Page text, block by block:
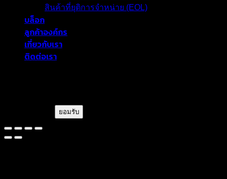
สินค้าที่ยุติการจำหน่าย (EOL)
บล็อก
ลูกค้าองค์กร
เกี่ยวกับเรา
ติดต่อเรา
ยอมรับ